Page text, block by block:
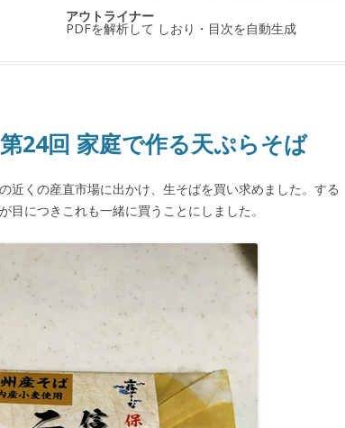
アウトライナー
PDFを解析して しおり・目次を自動生成
24回 家庭で作る天ぷらそば
近くの産直市場に出かけ、生そばを買い求めました。する
目につきこれも一緒に買うことにしました。